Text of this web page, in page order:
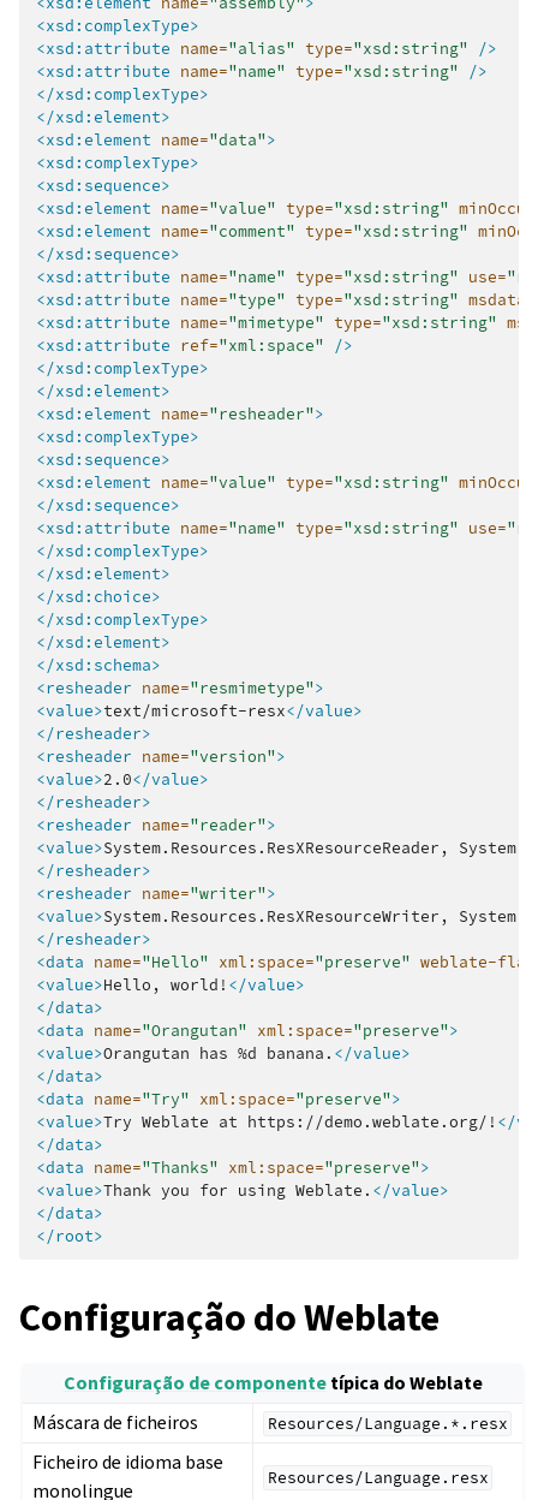
<xsd:complexType>
<xsd:attribute name="alias" type="xsd:string"
/>
<xsd:attribute name="name" type="xsd:string"
/>
</xsd:complexType>
</xsd:element>
<xsd:element name="data">
<xsd:complexType>
<xsd:sequence>
<xsd:element name="value" type="xsd:string"
<xsd:element name="comment" type="xsd:string"
</xsd:sequence>
<xsd:attribute name="name" type="xsd:string" use=
<xsd:attribute name="type" type="xsd:string"
<xsd:attribute name="mimetype" type="xsd:string"
<xsd:attribute ref="xml:space"
/>
</xsd:complexType>
</xsd:element>
<xsd:element name="resheader">
<xsd:complexType>
<xsd:sequence>
<xsd:element name="value" type="xsd:string"
</xsd:sequence>
<xsd:attribute name="name" type="xsd:string" use=
</xsd:complexType>
</xsd:element>
</xsd:choice>
</xsd:complexType>
</xsd:element>
</xsd:schema>
<resheader name="resmimetype">
<value>text/microsoft-resx</value>
</resheader>
<resheader name="version">
<value>2.0</value>
</resheader>
<resheader name="reader">
<value>System.Resources.ResXResourceReader,
</resheader>
<resheader name="writer">
<value>System.Resources.ResXResourceWriter,
</resheader>
<data name="Hello" xml:space="preserve" weblate-
<value>Hello, world! </value>
</data>
<data name="Orangutan" xml:space="preserve">
<value>Orangutan has %d banana. </value>
</data>
<data name="Try" xml:space="preserve">
<value>Try Weblate at https://demo.weblate.org/! </
</data>
<data name="Thanks" xml:space="preserve">
<value>Thank you for using Weblate. </value>
</data>
</root>
Configuração do Weblate
Configuração de componentetípica do Weblate
Máscara de ficheiros
Resources/Language.*.resx
Ficheiro de idioma base
monolingue
Resources/Language.resx